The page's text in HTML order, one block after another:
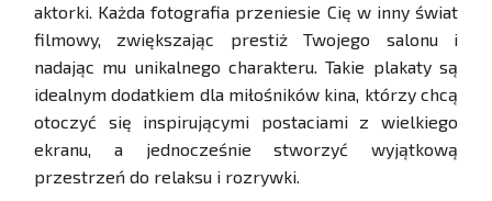
aktorki. Każda fotografia przeniesie Cię w inny świat
filmowy, zwiększając prestiż Twojego salonu i
nadając mu unikalnego charakteru. Takie plakaty są
idealnym dodatkiem dla miłośników kina, którzy chcą
otoczyć się inspirującymi postaciami z wielkiego
ekranu, a jednocześnie stworzyć wyjątkową
przestrzeń do relaksu i rozrywki.